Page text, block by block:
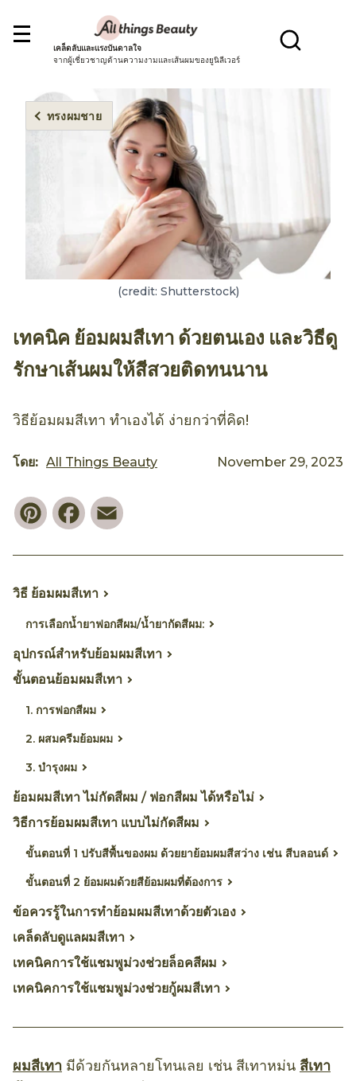
เคล็ดลับและแรงบันดาลใจ
จากผู้เชี่ยวชาญด้านความงามและเส้นผมของยูนิลีเวอร์
ทรงผมชาย
(credit: Shutterstock)
เทคนิค ย้อมผมสีเทา ด้วยตนเอง และวิธีดู
รักษาเส้นผมให้สีสวยติดทนนาน
วิธีย้อมผมสีเทา ทำเองได้ ง่ายกว่าที่คิด!
โดย: All Things Beauty November 29, 2023
PinterestFacebook
วิธี ย้อมผมสีเทา
การเลือกน้ำยาฟอกสีผม/น้ำยากัดสีผม:
อุปกรณ์สำหรับย้อมผมสีเทา
ขั้นตอนย้อมผมสีเทา
1. การฟอกสีผม
2. ผสมครีมย้อมผม
3. บำรุงผม
ย้อมผมสีเทา ไม่กัดสีผม / ฟอกสีผม ได้หรือไม่
วิธีการย้อมผมสีเทา แบบไม่กัดสีผม
ขั้นตอนที่ 1 ปรับสีพื้นของผม ด้วยยาย้อมผมสีสว่าง เช่น สีบลอนด์
ขั้นตอนที่ 2 ย้อมผมด้วยสีย้อมผมที่ต้องการ
ข้อควรรู้ในการทำย้อมผมสีเทาด้วยตัวเอง
เคล็ดลับดูแลผมสีเทา
เทคนิคการใช้แชมพูม่วงช่วยล็อคสีผม
เทคนิคการใช้แชมพูม่วงช่วยกู้ผมสีเทา
ผมสีเทา มีด้วยกันหลายโทนเลย เช่น สีเทาหม่น สีเทา